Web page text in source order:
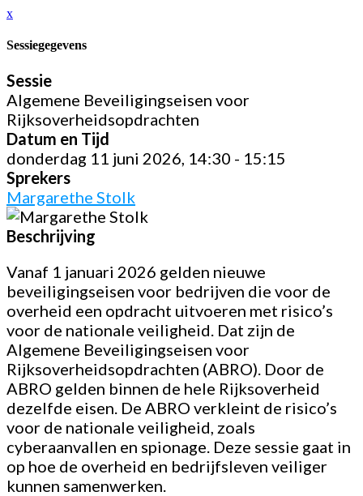
x
Sessiegegevens
Sessie
Algemene Beveiligingseisen voor
Rijksoverheidsopdrachten
Datum en Tijd
donderdag 11 juni 2026, 14:30 - 15:15
Sprekers
Margarethe Stolk
Beschrijving
Vanaf 1 januari 2026 gelden nieuwe
beveiligingseisen voor bedrijven die voor de
overheid een opdracht uitvoeren met risico’s
voor de nationale veiligheid. Dat zijn de
Algemene Beveiligingseisen voor
Rijksoverheidsopdrachten (ABRO). Door de
ABRO gelden binnen de hele Rijksoverheid
dezelfde eisen. De ABRO verkleint de risico’s
voor de nationale veiligheid, zoals
cyberaanvallen en spionage. Deze sessie gaat in
op hoe de overheid en bedrijfsleven veiliger
kunnen samenwerken.